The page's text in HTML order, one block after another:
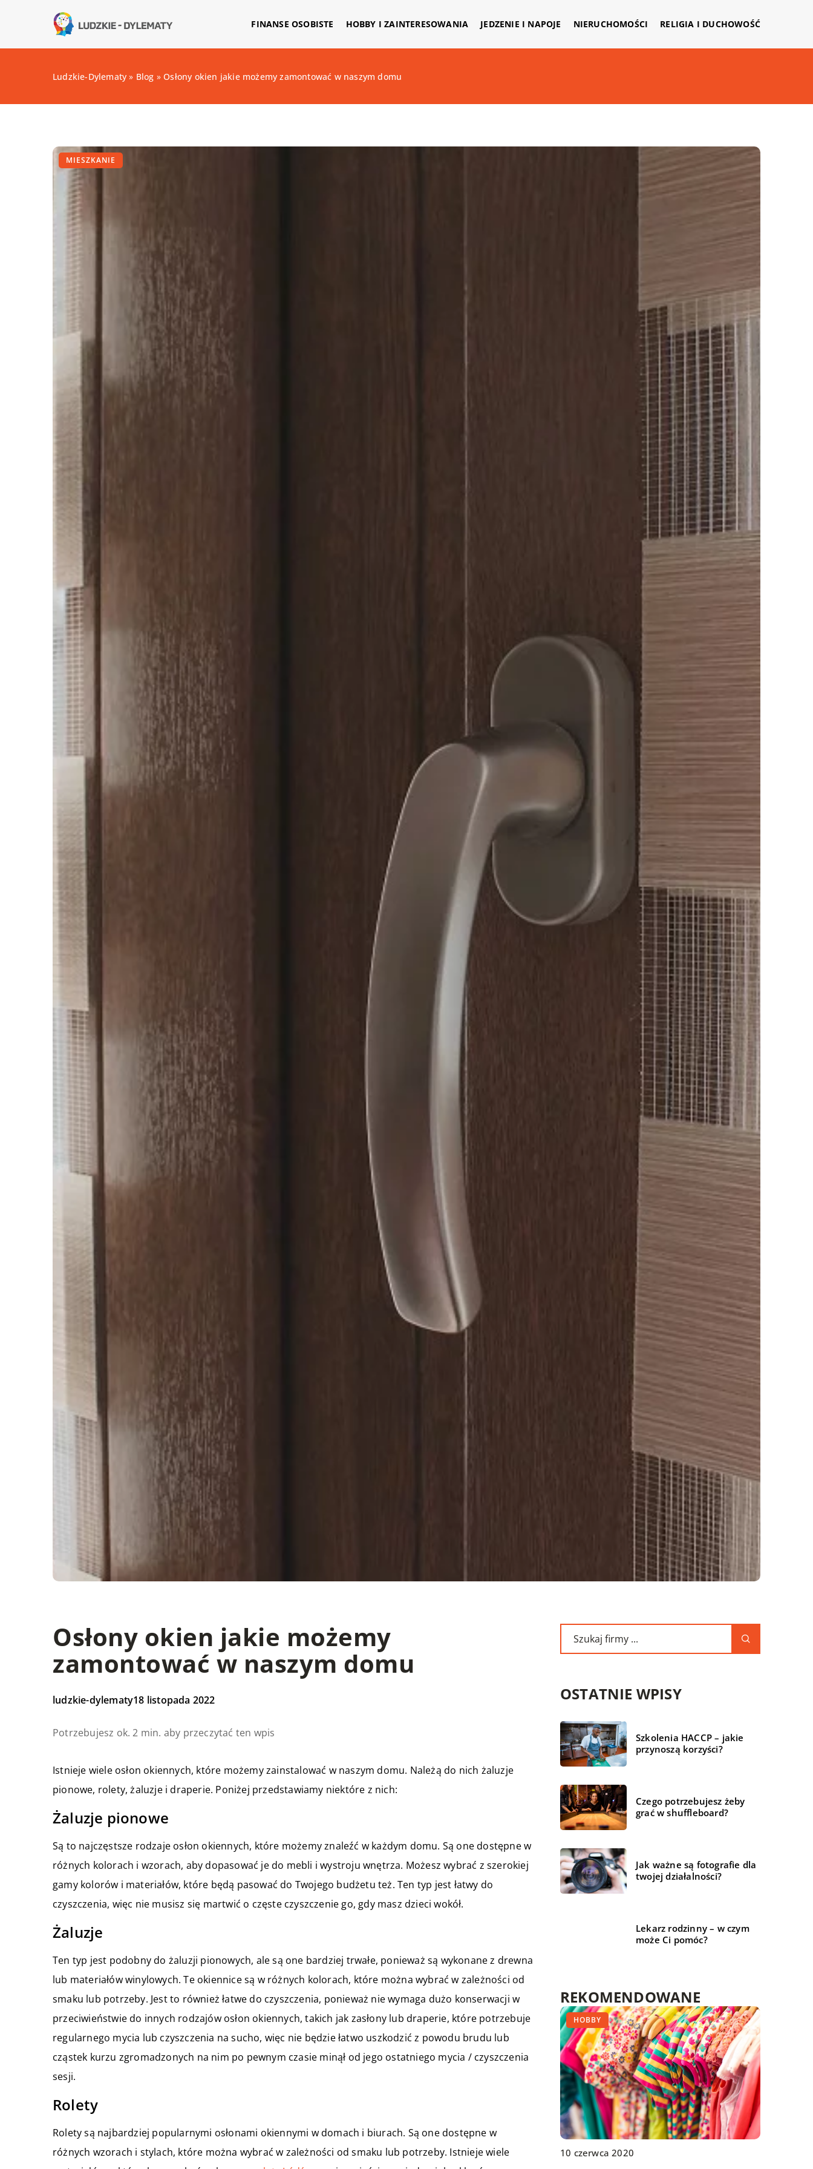
FINANSE OSOBISTE HOBBY I ZAINTERESOWANIA JEDZENIE I NAPOJE NIERUCHOMOŚCI RELIGIA I DUCHOWOŚĆ
Ludzkie-Dylematy » Blog »Osłony okien jakie możemy zamontować w naszym domu
MIESZKANIE
Osłony okien jakie możemy
zamontować w naszym domu
ludzkie-dylematy18 listopada 2022
Potrzebujesz ok. 2 min. aby przeczytać ten wpis
Istnieje wiele osłon okiennych, które możemy zainstalować w naszym domu. Należą do nich żaluzje
pionowe, rolety, żaluzje i draperie. Poniżej przedstawiamy niektóre z nich:
Żaluzje pionowe
Są to najczęstsze rodzaje osłon okiennych, które możemy znaleźć w każdym domu. Są one dostępne w
różnych kolorach i wzorach, aby dopasować je do mebli i wystroju wnętrza. Możesz wybrać z szerokiej
gamy kolorów i materiałów, które będą pasować do Twojego budżetu też. Ten typ jest łatwy do
czyszczenia, więc nie musisz się martwić o częste czyszczenie go, gdy masz dzieci wokół.
Żaluzje
Ten typ jest podobny do żaluzji pionowych, ale są one bardziej trwałe, ponieważ są wykonane z drewna
lub materiałów winylowych. Te okiennice są w różnych kolorach, które można wybrać w zależności od
smaku lub potrzeby. Jest to również łatwe do czyszczenia, ponieważ nie wymaga dużo konserwacji w
przeciwieństwie do innych rodzajów osłon okiennych, takich jak zasłony lub draperie, które potrzebuje
regularnego mycia lub czyszczenia na sucho, więc nie będzie łatwo uszkodzić z powodu brudu lub
cząstek kurzu zgromadzonych na nim po pewnym czasie minął od jego ostatniego mycia / czyszczenia
sesji.
Rolety
Rolety są najbardziej popularnymi osłonami okiennymi w domach i biurach. Są one dostępne w
różnych wzorach i stylach, które można wybrać w zależności od smaku lub potrzeby. Istnieje wiele
OSTATNIE WPISY
Szkolenia HACCP – jakie
przynoszą korzyści?
Czego potrzebujesz żeby
grać w shuffleboard?
Jak ważne są fotografie dla
twojej działalności?
Lekarz rodzinny – w czym
może Ci pomóc?
REKOMENDOWANE
TRENDY I ŻYCIE
05 listopada 2019
HOBBY
10 czerwca 2020
TRENDY I ŻYCIE
15 sierpnia 2022